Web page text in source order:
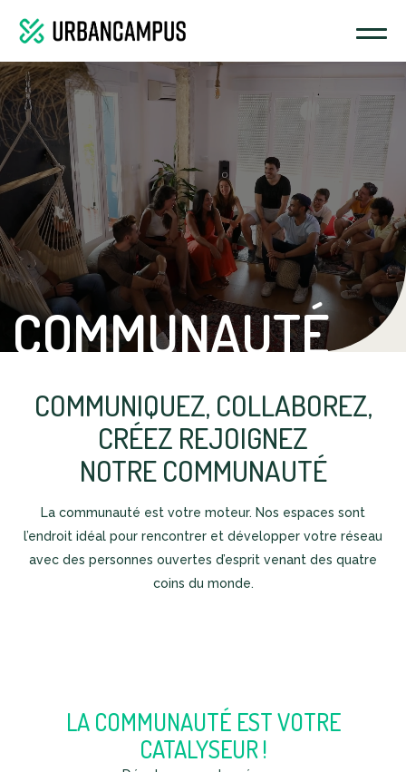
COMMUNAUTÉ
COMMUNIQUEZ, COLLABOREZ,
CRÉEZ REJOIGNEZ
NOTRE COMMUNAUTÉ
La communauté est votre moteur. Nos espaces sont
l’endroit idéal pour rencontrer et développer votre réseau
avec des personnes ouvertes d’esprit venant des quatre
coins du monde.
LA COMMUNAUTÉ EST VOTRE
CATALYSEUR !